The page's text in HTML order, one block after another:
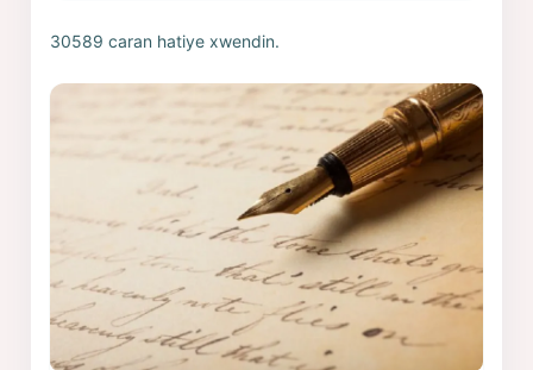
30589 caran hatiye xwendin.